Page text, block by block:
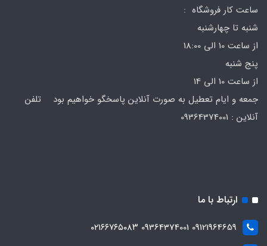
ساعت کار فروشگاه :
شنبه تا چهارشنبه
از ساعت 10 الی 18:00
پنج شنبه
از ساعت 10 الی 14
جمعه و ایام تعطیل به صورت آنلاین پاسخگو خواهیم بود تلفن
ارتباط با ما
09121964659 09364374001 ۰۲۱۶۶۷۶۵۰۸۳